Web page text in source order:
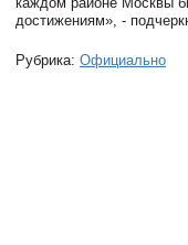
достижениям», -
Рубрика: Официально